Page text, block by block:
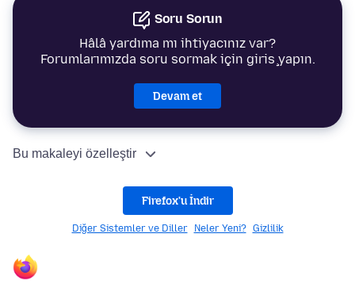
Soru Sorun
Hâlâ yardıma mı ihtiyacınız var?
Forumlarımızda soru sormak için giriş yapın.
Devam et
Bu makaleyi özelleştir
Firefox'u İndir
Diğer Sistemler ve Diller Neler Yeni? Gizlilik